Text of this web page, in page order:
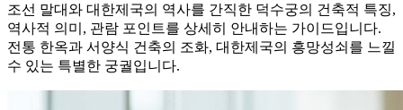
조선 말대와 대한제국의 역사를 간직한 덕수궁의 건축적 특징,
역사적 의미, 관람 포인트를 상세히 안내하는 가이드입니다.
전통 한옥과 서양식 건축의 조화, 대한제국의 흥망성쇠를 느낄
수 있는 특별한 궁궐입니다.